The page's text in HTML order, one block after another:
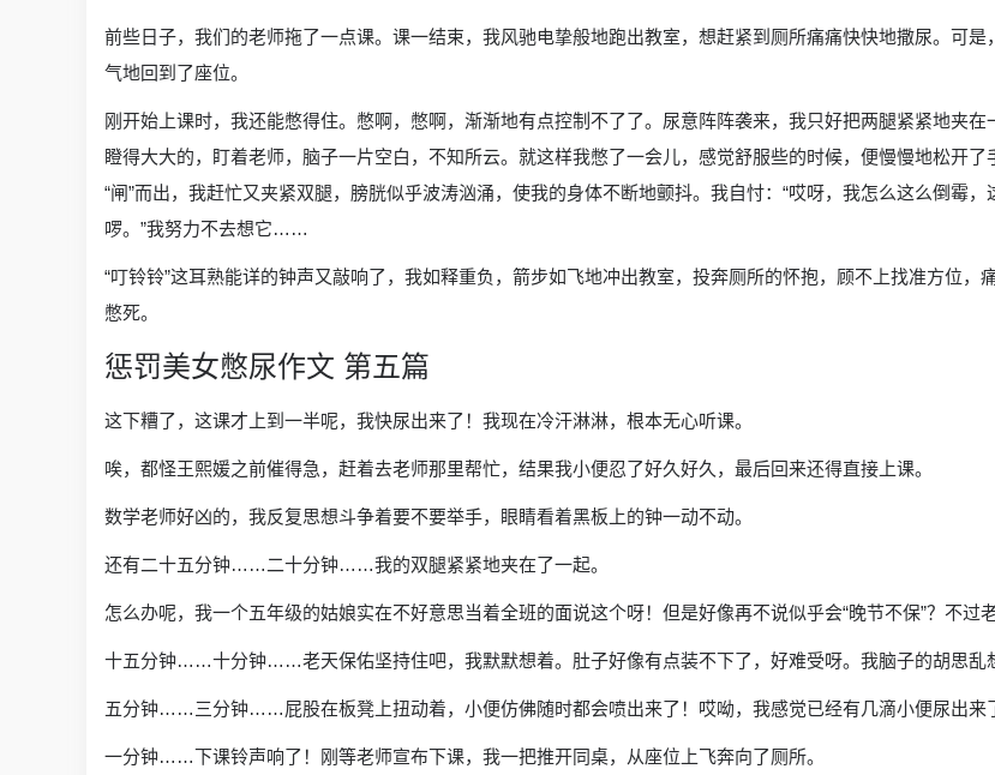
前些日子，我们的老师拖了一点课。课一结束，我风驰电挚般地跑出教室，想赶紧到厕所痛痛快快地撒尿。可
气地回到了座位。
刚开始上课时，我还能憋得住。憋啊，憋啊，渐渐地有点控制不了了。尿意阵阵袭来，我只好把两腿紧紧地夹
瞪得大大的，盯着老师，脑子一片空白，不知所云。就这样我憋了一会儿，感觉舒服些的时候，便慢慢地松开
“闸”而出，我赶忙又夹紧双腿，膀胱似乎波涛汹涌，使我的身体不断地颤抖。我自忖：“哎呀，我怎么这么倒霉
啰。”我努力不去想它……
“叮铃铃”这耳熟能详的钟声又敲响了，我如释重负，箭步如飞地冲出教室，投奔厕所的怀抱，顾不上找准方位，
憋死。
惩罚美女憋尿作文 第五篇
这下糟了，这课才上到一半呢，我快尿出来了！我现在冷汗淋淋，根本无心听课。
唉，都怪王熙媛之前催得急，赶着去老师那里帮忙，结果我小便忍了好久好久，最后回来还得直接上课。
数学老师好凶的，我反复思想斗争着要不要举手，眼睛看着黑板上的钟一动不动。
还有二十五分钟……二十分钟……我的双腿紧紧地夹在了一起。
怎么办呢，我一个五年级的姑娘实在不好意思当着全班的面说这个呀！但是好像再不说似乎会“晚节不保”？不过
十五分钟……十分钟……老天保佑坚持住吧，我默默想着。肚子好像有点装不下了，好难受呀。我脑子的胡思乱
五分钟……三分钟……屁股在板凳上扭动着，小便仿佛随时都会喷出来了！哎呦，我感觉已经有几滴小便尿出来
一分钟……下课铃声响了！刚等老师宣布下课，我一把推开同桌，从座位上飞奔向了厕所。